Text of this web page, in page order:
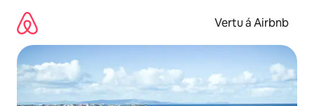
beint
Vertu á Airbnb